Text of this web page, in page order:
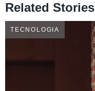
Related Stories
TECNOLOGIA